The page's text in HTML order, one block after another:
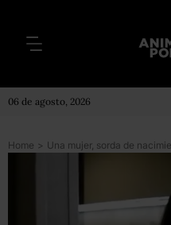
06 de agosto, 2026
Home >